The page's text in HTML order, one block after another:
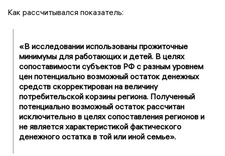
Как рассчитывался показатель:
«В исследовании использованы прожиточные
минимумы для работающих и детей. В целях
сопоставимости субъектов РФ с разным уровнем
цен потенциально возможный остаток денежных
средств скорректирован на величину
потребительской корзины региона. Полученный
потенциально возможный остаток рассчитан
исключительно в целях сопоставления регионов и
не является характеристикой фактического
денежного остатка в той или иной семье».